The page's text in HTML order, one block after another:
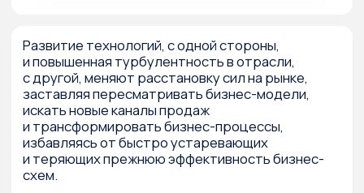
модели продаж недвижимости не работают.
С клиентами «я-все-знаю-сам» менеджеры
теряются, упускают инициативу и в итоге или
попросту не могут удержать их, или работают
по принципу «что требуют, то и продаю».
Именно клиенты-всезнайки пишут
в социальных сетях многочисленные отзывы
о непрофессионализме менеджеров
по продажам. Им было бы гораздо проще
покупать на сайтах, самостоятельно выбирая
квартиру и условия сделки.